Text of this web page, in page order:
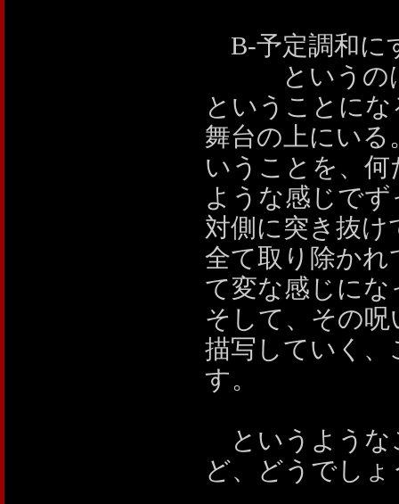
B-予定調和に
というのは
ということに
舞台の上にい
いうことを、
ような感じで
対側に突き抜
全て取り除か
て変な感じに
そして、その
描写していく
す。
というような
ど、どうでしょ